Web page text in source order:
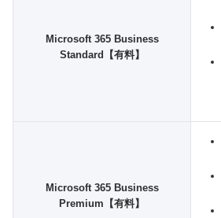
Microsoft 365 Business
Standard【有料】
Microsoft 365 Business
Premium【有料】